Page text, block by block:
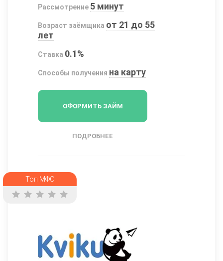
Рассмотрение 5 минут
Возраст заёмщика от 21 до 55
лет
Ставка 0.1%
Способы получения на карту
ОФОРМИТЬ ЗАЙМ
ПОДРОБНЕЕ
Топ МФО